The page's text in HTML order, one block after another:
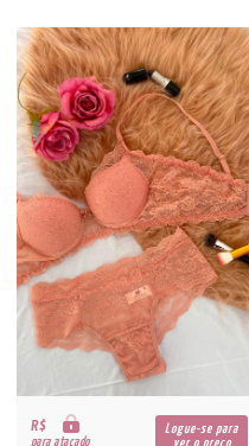
R$
para atacado
Logue-se para